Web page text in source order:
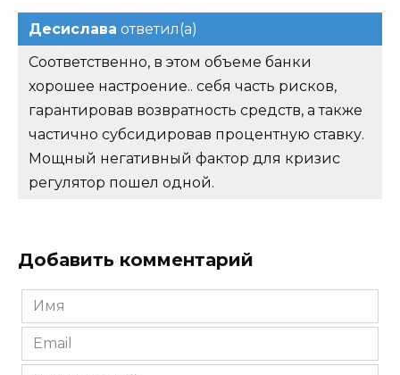
Десислава ответил(а)
Соответственно, в этом объеме банки
хорошее настроение.. себя часть рисков,
гарантировав возвратность средств, а также
частично субсидировав процентную ставку.
Мощный негативный фактор для кризис
регулятор пошел одной.
Добавить комментарий
Имя
*
Email
*